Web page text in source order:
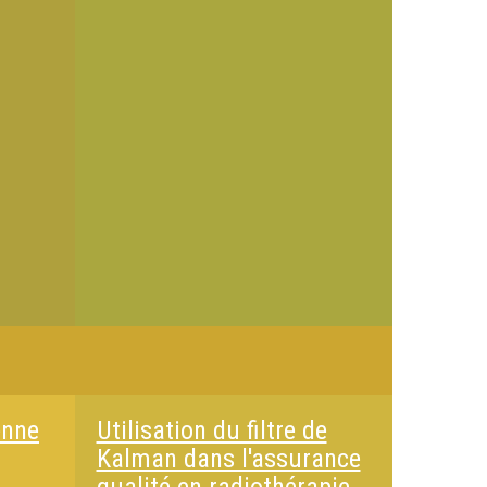
Utilisation du filtre de
Kalman dans l'assurance